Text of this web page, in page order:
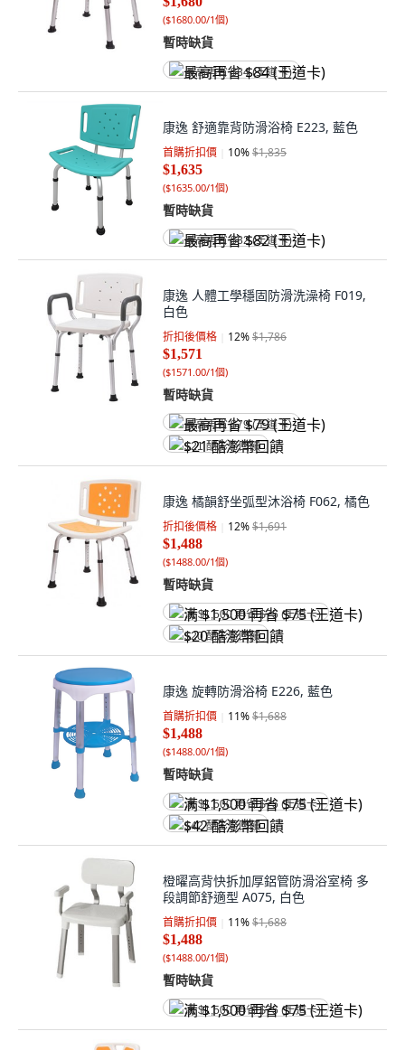
($1680.00/1個)
暫時缺貨
最高再省 $84 (王道卡)
康逸 舒適靠背防滑浴椅 E223, 藍色
首購折扣價 10%$1,835
$1,635
($1635.00/1個)
暫時缺貨
最高再省 $82 (王道卡)
康逸 人體工學穩固防滑洗澡椅 F019,
白色
折扣後價格 12%$1,786
$1,571
($1571.00/1個)
暫時缺貨
最高再省 $79 (王道卡)
$21 酷澎幣回饋
康逸 橘韻舒坐弧型沐浴椅 F062, 橘色
折扣後價格 12%$1,691
$1,488
($1488.00/1個)
暫時缺貨
满 $1,500 再省 $75 (王道卡)
$20 酷澎幣回饋
康逸 旋轉防滑浴椅 E226, 藍色
首購折扣價 11%$1,688
$1,488
($1488.00/1個)
暫時缺貨
满 $1,500 再省 $75 (王道卡)
$42 酷澎幣回饋
橙曜高背快拆加厚鋁管防滑浴室椅 多
段調節舒適型 A075, 白色
首購折扣價 11%$1,688
$1,488
($1488.00/1個)
暫時缺貨
满 $1,500 再省 $75 (王道卡)